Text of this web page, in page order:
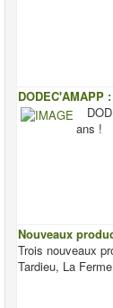
DODEC'AMAPP
ans !
Nouveaux
Trois nouveaux
Tardieu, La